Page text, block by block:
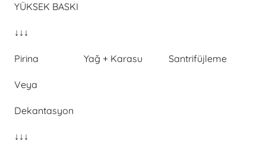
YÜKSEK BASKI
↓↓↓
Pirina Yağ + Karasu Santrifüjleme
Veya
Dekantasyon
↓↓↓